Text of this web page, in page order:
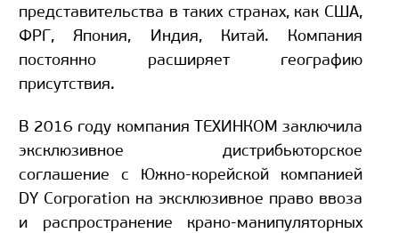
представительства в таких странах, как США,
ФРГ, Япония, Индия, Китай. Компания
постоянно расширяет географию
присутствия.
В 2016 году компания ТЕХИНКОМ заключила
эксклюзивное дистрибьюторское
соглашение с Южно-корейской компанией
DY Corporation на эксклюзивное право ввоза
и распространение крано-манипуляторных